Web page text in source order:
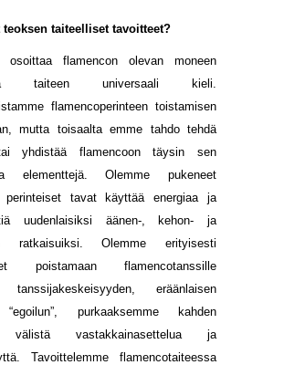
teoksen taiteelliset tavoitteet?
osoittaa flamencon olevan moneen
taiteen universaali kieli.
flamencoperinteen toistamisen
mutta toisaalta emme tahdo tehdä
yhdistää flamencoon täysin sen
elementtejä. Olemme pukeneet
perinteiset tavat käyttää energiaa ja
uudenlaisiksi äänen-, kehon- ja
ratkaisuiksi. Olemme erityisesti
poistamaan flamencotanssille
tanssijakeskeisyyden, eräänlaisen
purkaaksemme kahden
välistä vastakkainasettelua ja
Tavoittelemme flamencotaiteessa